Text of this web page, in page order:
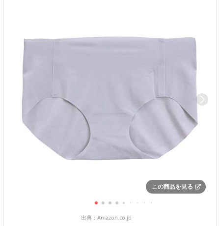
この商品を見る
出典： Amazon.co.jp